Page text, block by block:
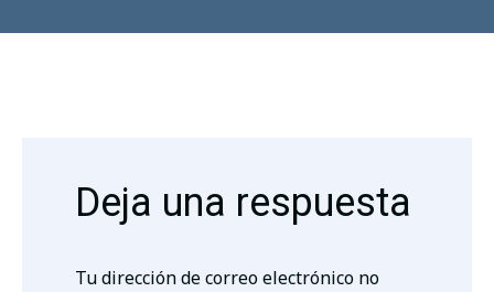
Deja una respuesta
Tu dirección de correo electrónico no